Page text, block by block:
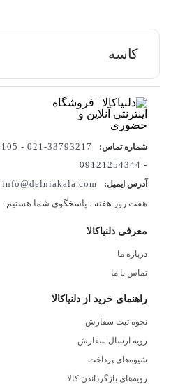
کاسه
شماره تماس:
- 09121254344
آدرس ایمیل:
info@delniakala.com
هفت روز هفته ، پاسخگوی شما هستیم.
معرفی دلنیاکالا
درباره ما
تماس با ما
راهنمای خرید از دلنیاکالا
نحوه ثبت سفارش
رویه ارسال سفارش
شیوه‌های پرداخت
رویه‌های بازگرداندن کالا